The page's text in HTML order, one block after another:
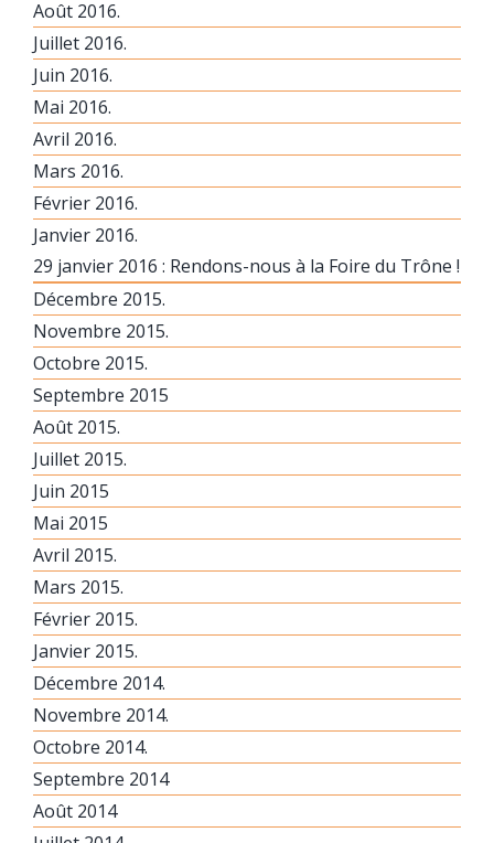
Août 2016.
Juillet 2016.
Juin 2016.
Mai 2016.
Avril 2016.
Mars 2016.
Février 2016.
Janvier 2016.
29 janvier 2016 : Rendons-nous à la Foire du Trône !
Décembre 2015.
Novembre 2015.
Octobre 2015.
Septembre 2015
Août 2015.
Juillet 2015.
Juin 2015
Mai 2015
Avril 2015.
Mars 2015.
Février 2015.
Janvier 2015.
Décembre 2014.
Novembre 2014.
Octobre 2014.
Septembre 2014
Août 2014